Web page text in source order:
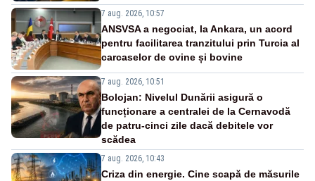
7 aug. 2026, 10:57
ANSVSA a negociat, la Ankara, un acord
pentru facilitarea tranzitului prin Turcia al
carcaselor de ovine și bovine
7 aug. 2026, 10:51
Bolojan: Nivelul Dunării asigură o
funcționare a centralei de la Cernavodă
de patru-cinci zile dacă debitele vor
scădea
7 aug. 2026, 10:43
Criza din energie. Cine scapă de măsurile